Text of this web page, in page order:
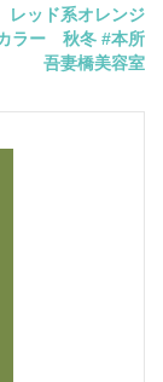
ッド系オレンジ
ラー 秋冬 #本所
吾妻橋美容室